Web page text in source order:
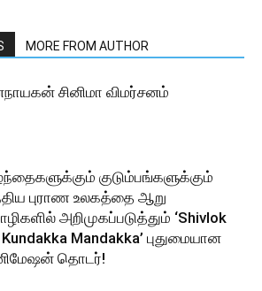
MORE FROM AUTHOR
சினிமா விமர்சனம்
குடும்பங்களுக்கும்
புராண உலகத்தை ஆறு
அறிமுகப்படுத்தும் ‘Shivlok
Mandakka’ புதுமையான
தொடர்!